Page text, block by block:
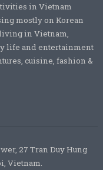
in Vietnam
mostly on Korean
in Vietnam,
life and entertainment
cuisine, fashion &
27 Tran Duy Hung
Vietnam.